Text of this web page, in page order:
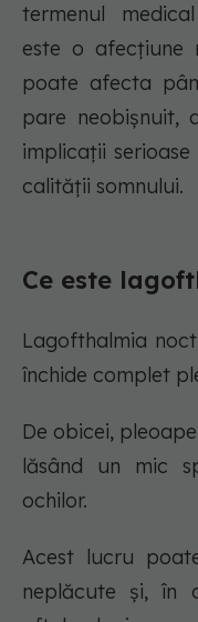
termenul
este o afecțiune
poate afecta
pare neobișnuit,
implicații
calității somnului.
Ce este
Lagofthalmia
închide complet
De obicei,
lăsând un mic
ochilor.
Acest lucru
neplăcute și, în